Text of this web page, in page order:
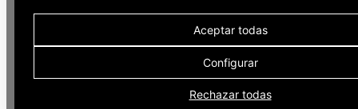
Aceptar todas
Configurar
Rechazar todas